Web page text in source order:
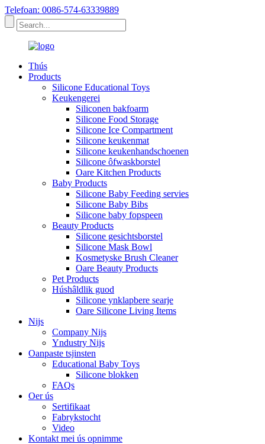
Telefoan: 0086-574-63339889
Thús
Products
Silicone Educational Toys
Keukengerei
Siliconen bakfoarm
Silicone Food Storage
Silicone Ice Compartment
Silicone keukenmat
Silicone keukenhandschoenen
Silicone ôfwaskborstel
Oare Kitchen Products
Baby Products
Silicone Baby Feeding servies
Silicone Baby Bibs
Silicone baby fopspeen
Beauty Products
Silicone gesichtsborstel
Silicone Mask Bowl
Kosmetyske Brush Cleaner
Oare Beauty Products
Pet Products
Húshâldlik guod
Silicone ynklapbere searje
Oare Silicone Living Items
Nijs
Company Nijs
Yndustry Nijs
Oanpaste tsjinsten
Educational Baby Toys
Silicone blokken
FAQs
Oer ús
Sertifikaat
Fabrykstocht
Video
Kontakt mei ús opnimme